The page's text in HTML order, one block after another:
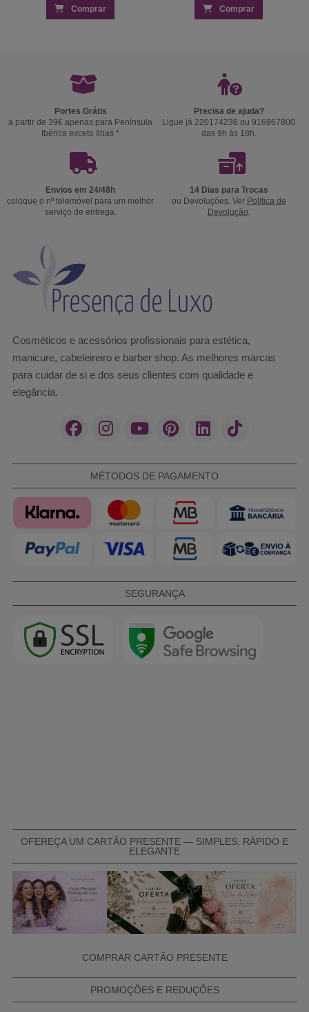
Comprar Comprar
Portes Grátis
a partir de 39€ apenas para Península
Ibérica exceto Ilhas *
Precisa de ajuda?
Ligue já 220174236 ou 916967800
das 9h às 18h.
Envios em 24/48h
coloque o nº telemóvel para um melhor
serviço de entrega.
14 Dias para Trocas
ou Devoluções. Ver Politica de
Devolução.
Cosméticos e acessórios profissionais para estética,
manicure, cabeleireiro e barber shop. As melhores marcas
para cuidar de si e dos seus clientes com qualidade e
elegância.
MÉTODOS DE PAGAMENTO
SEGURANÇA
OFEREÇA UM CARTÃO PRESENTE — SIMPLES, RÁPIDO E
ELEGANTE
COMPRAR CARTÃO PRESENTE
PROMOÇÕES E REDUÇÕES